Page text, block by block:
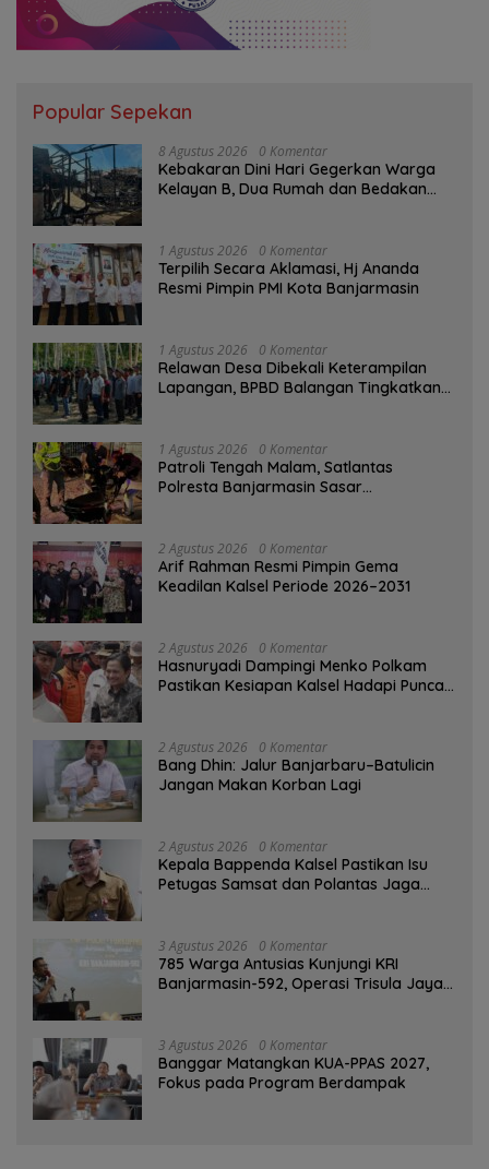
Popular Sepekan
8 Agustus 2026 0 Komentar
Kebakaran Dini Hari Gegerkan Warga
Kelayan B, Dua Rumah dan Bedakan
1 Agustus 2026 0 Komentar
‎Terpilih Secara Aklamasi, Hj Ananda
Resmi Pimpin PMI Kota Banjarmasin
1 Agustus 2026 0 Komentar
Relawan Desa Dibekali Keterampilan
Lapangan, BPBD Balangan Tingkatkan
1 Agustus 2026 0 Komentar
Patroli Tengah Malam, Satlantas
Polresta Banjarmasin Sasar
2 Agustus 2026 0 Komentar
Arif Rahman Resmi Pimpin Gema
Keadilan Kalsel Periode 2026–2031
2 Agustus 2026 0 Komentar
Hasnuryadi Dampingi Menko Polkam
Pastikan Kesiapan Kalsel Hadapi Puncak
2 Agustus 2026 0 Komentar
Bang Dhin: Jalur Banjarbaru–Batulicin
Jangan Makan Korban Lagi
2 Agustus 2026 0 Komentar
Kepala Bappenda Kalsel Pastikan Isu
Petugas Samsat dan Polantas Jaga
3 Agustus 2026 0 Komentar
785 Warga Antusias Kunjungi KRI
Banjarmasin-592, Operasi Trisula Jaya
3 Agustus 2026 0 Komentar
‎Banggar Matangkan KUA-PPAS 2027,
Fokus pada Program Berdampak